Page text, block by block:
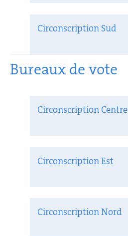
Circonscription Sud
Bureaux de vote
Circonscription Centre
Circonscription Est
Circonscription Nord